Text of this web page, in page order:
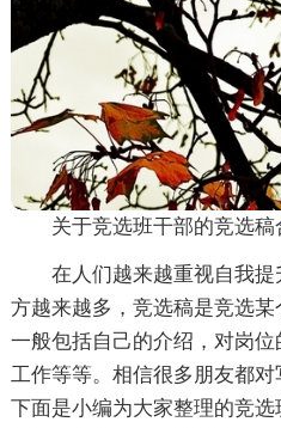
关于竞选班干部的竞选稿
在人们越来越重视自我
方越来越多，竞选稿是竞选某
一般包括自己的介绍，对岗
工作等等。相信很多朋友都对
下面是小编为大家整理的竞